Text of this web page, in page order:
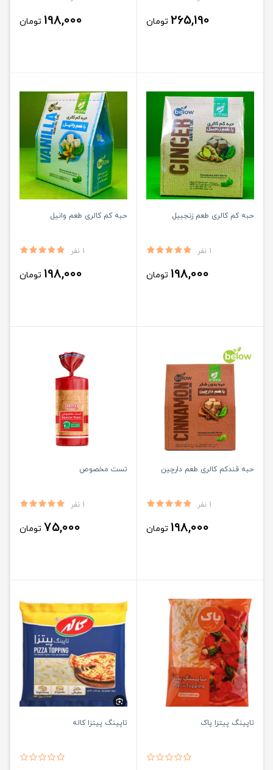
265,190 تومان 198,000 تومان
حبه کم کالری طعم زنجبیل
1 نفر
198,000 تومان
حبه کم کالری طعم وانیل
1 نفر
198,000 تومان
حبه قندکم کالری طعم دارچین
1 نفر
198,000 تومان
تست مخصوص
1 نفر
75,000 تومان
تاپینگ پیتزا پاک تاپینگ پیتزا کاله